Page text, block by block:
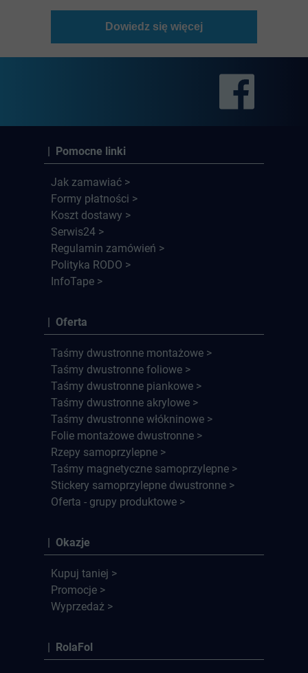
Dowiedz się więcej
| Okazje
Kupuj taniej >
Promocje >
Wyprzedaż >
| Pomocne linki
Jak zamawiać >
Formy płatności >
Koszt dostawy >
Serwis24 >
Regulamin zamówień >
Polityka RODO >
InfoTape >
| Oferta
Taśmy dwustronne montażowe >
Taśmy dwustronne foliowe >
Taśmy dwustronne piankowe >
Taśmy dwustronne akrylowe >
Taśmy dwustronne włókninowe >
Folie montażowe dwustronne >
Rzepy samoprzylepne >
Taśmy magnetyczne samoprzylepne >
Stickery samoprzylepne dwustronne >
Oferta - grupy produktowe >
| RolaFol